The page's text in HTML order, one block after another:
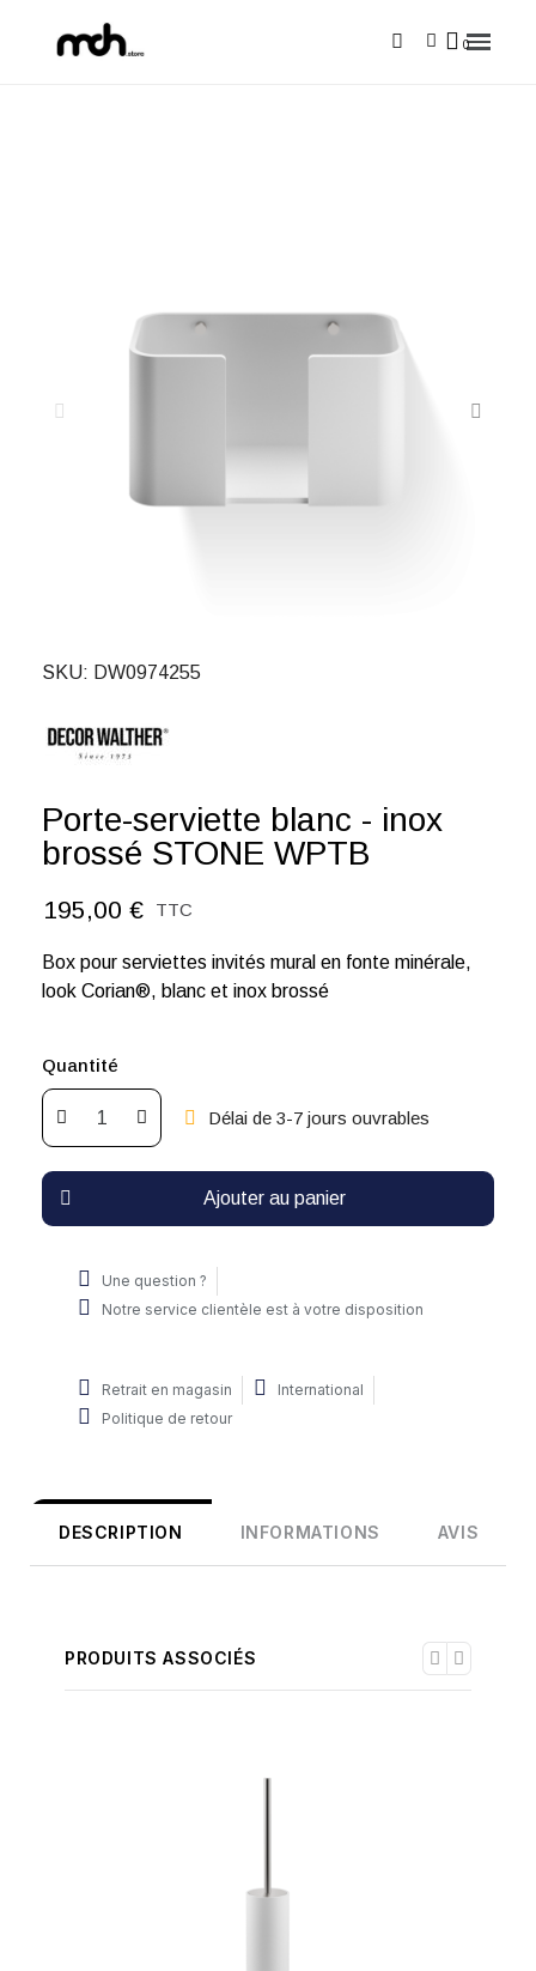
SKU DW0974255
Porte-serviette blanc - inox
brossé STONE WPTB
195,00 € TTC
Box pour serviettes invités mural en fonte minérale,
look Corian®, blanc et inox brossé
Quantité
Délai de 3-7 jours ouvrables
Ajouter au panier
Une question ?
Notre service clientèle est à votre disposition
Retrait en magasin
International
Politique de retour
DESCRIPTION INFORMATIONS AVIS
PRODUITS ASSOCIÉS